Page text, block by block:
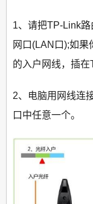
1、请把TP-Link
网口(LAN口);如
的入户网线，插在
2、电脑用网线连
口中任意一个。